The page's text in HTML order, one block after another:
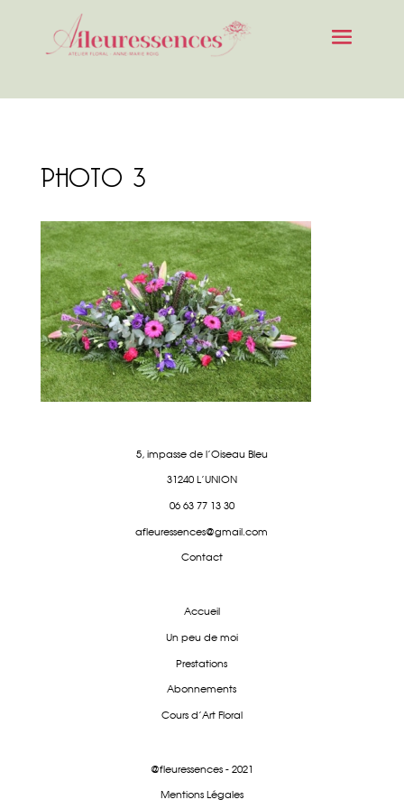
PHOTO 3
5, impasse de l'Oiseau Bleu
31240 L'UNION
06 63 77 13 30
afleuressences@gmail.com
Contact
Accueil
Un peu de moi
Prestations
Abonnements
Cours d'Art Floral
@fleuressences - 2021
Mentions Légales